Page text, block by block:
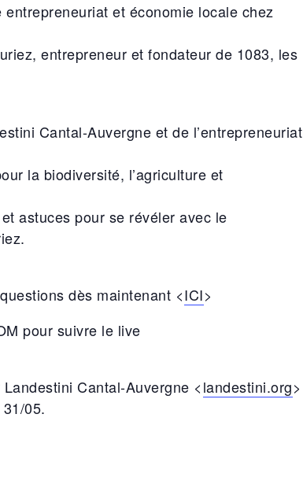
et économie locale chez
entrepreneur et fondateur de 1083, les
Cantal-Auvergne et de l’entrepreneuriat
la biodiversité, l’agriculture et
astuces pour se révéler avec le
dès maintenant <ICI>
pour suivre le live
Cantal-Auvergne <landestini.org>
05.